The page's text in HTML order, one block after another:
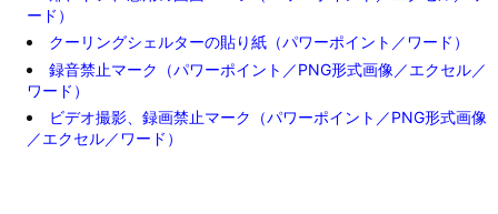
ード）
クーリングシェルターの貼り紙（パワーポイント／ワード）
録音禁止マーク（パワーポイント／PNG形式画像／エクセル／
ワード）
ビデオ撮影、録画禁止マーク（パワーポイント／PNG形式画像
／エクセル／ワード）